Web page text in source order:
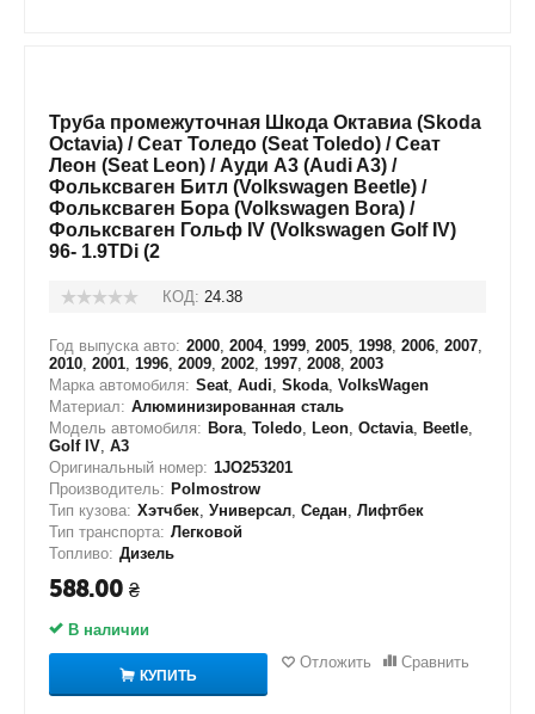
Труба промежуточная Шкода Октавиа (Skoda
Octavia) / Сеат Толедо (Seat Toledo) / Сеат
Леон (Seat Leon) / Ауди А3 (Audi A3) /
Фольксваген Битл (Volkswagen Beetle) /
Фольксваген Бора (Volkswagen Bora) /
Фольксваген Гольф IV (Volkswagen Golf IV)
96- 1.9TDi (2
КОД: 24.38
Год выпуска авто: 2000, 2004, 1999, 2005, 1998, 2006, 2007,
2010, 2001, 1996, 2009, 2002, 1997, 2008, 2003
Марка автомобиля: Seat, Audi, Skoda, VolksWagen
Материал: Алюминизированная сталь
Модель автомобиля: Bora, Toledo, Leon, Octavia, Beetle,
Golf IV, A3
Оригинальный номер: 1JO253201
Производитель: Polmostrow
Тип кузова: Хэтчбек, Универсал, Седан, Лифтбек
Тип транспорта: Легковой
Топливо: Дизель
588.00 ₴
В наличии
КУПИТЬ
Отложить Сравнить